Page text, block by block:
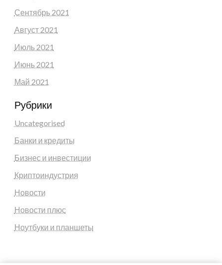
Сентябрь 2021
Август 2021
Июль 2021
Июнь 2021
Май 2021
Рубрики
Uncategorised
Банки и кредиты
Бизнес и инвестиции
Криптоиндустрия
Новости
Новости плюс
Ноутбуки и планшеты